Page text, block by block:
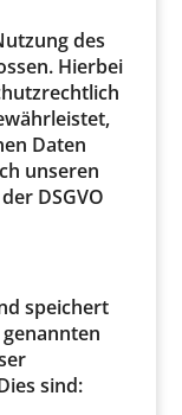
des
Hierbei
Daten
unseren
DSGVO
speichert
sind: